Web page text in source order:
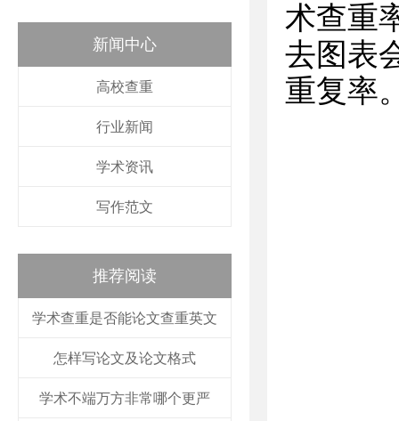
新闻中心
高校查重
行业新闻
学术资讯
写作范文
推荐阅读
学术查重是否能论文查重英文
怎样写论文及论文格式
学术不端万方非常哪个更严
术查重
去图表
重复率